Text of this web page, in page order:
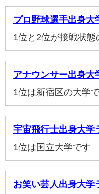
プロ野球選手出身大
1位と2位が接戦状態
アナウンサー出身大
1位は新宿区の大学
宇宙飛行士出身大学
1位は国立大学です
お笑い芸人出身大学